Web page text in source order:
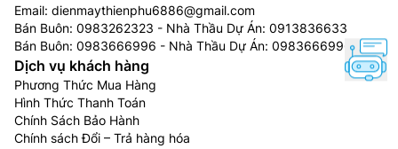
phẩm được bảo quản tối ưu hơn
Giá thành không quá cao và phù hợp với phần lớn
người Việt.
Tiết kiệm điện năng nhưng vẫn đảm bảo hoạt động ổn
định và bền bỉ nhờ ứng dụng công nghệ Smart
inverter.
Email: dienmaythienphu6886@gmail.com
Bán Buôn: 0983262323 - Nhà Thầu Dự Án: 0913836633
Bán Buôn: 0983666996 - Nhà Thầu Dự Án: 0983666996
Dịch vụ khách hàng
Phương Thức Mua Hàng
Hình Thức Thanh Toán
Chính Sách Bảo Hành
Chính sách Đổi – Trả hàng hóa